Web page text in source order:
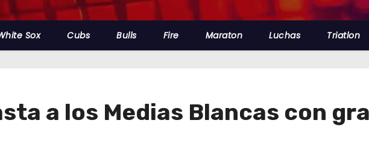
Sox Cubs Bulls Fire Maraton Luchas Triatlon
a los Medias Blancas con